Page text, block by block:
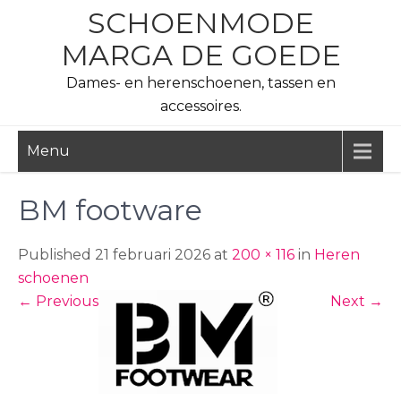
SCHOENMODE
MARGA DE GOEDE
Dames- en herenschoenen, tassen en
accessoires.
Menu
BM footware
Published 21 februari 2026 at 200 × 116 in Heren
schoenen
← Previous Next →